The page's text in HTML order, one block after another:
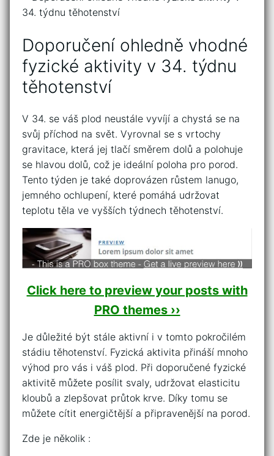
Doporučení⁣ ohledně⁣ vhodné⁣
fyzické ‌aktivity v 34. týdnu
těhotenství
V 34. se váš plod neustále vyvíjí a ‌chystá se na
svůj příchod na⁢ svět.‌ Vyrovnal se ⁣s vrtochy
gravitace, která jej tlačí směrem dolů⁤ a polohuje
se hlavou dolů, což je ideální poloha pro ⁣porod.
Tento týden je také doprovázen růstem lanugo,
jemného ochlupení, které pomáhá ⁢udržovat
teplotu těla ve ​vyšších týdnech ​těhotenství.
Click here to preview your posts with
PRO themes ››
Je⁤ důležité ⁢být stále aktivní‍ i⁢ v ⁢tomto pokročilém ​
stádiu‍ těhotenství. Fyzická ⁢aktivita přináší mnoho
výhod pro vás i váš plod.‌ Při doporučené fyzické
aktivitě můžete⁤ posílit svaly, udržovat elasticitu ​
kloubů a zlepšovat průtok‌ krve. ​Díky ⁤tomu se⁣
můžete cítit energičtější a připravenější na ‌porod.
Zde je několik ⁣: